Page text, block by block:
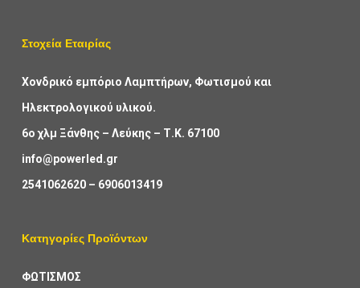
Στοχεία Εταιρίας
Χονδρικό εμπόριο Λαμπτήρων, Φωτισμού και
Ηλεκτρολογικού υλικού.
6ο χλμ Ξάνθης – Λεύκης – Τ.Κ. 67100
info@powerled.gr
2541062620– 6906013419
Κατηγορίες Προϊόντων
ΦΩΤΙΣΜΟΣ